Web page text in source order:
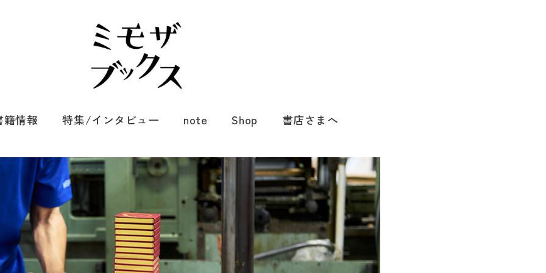
籍情報 特集/インタビュー note Shop 書店さまへ